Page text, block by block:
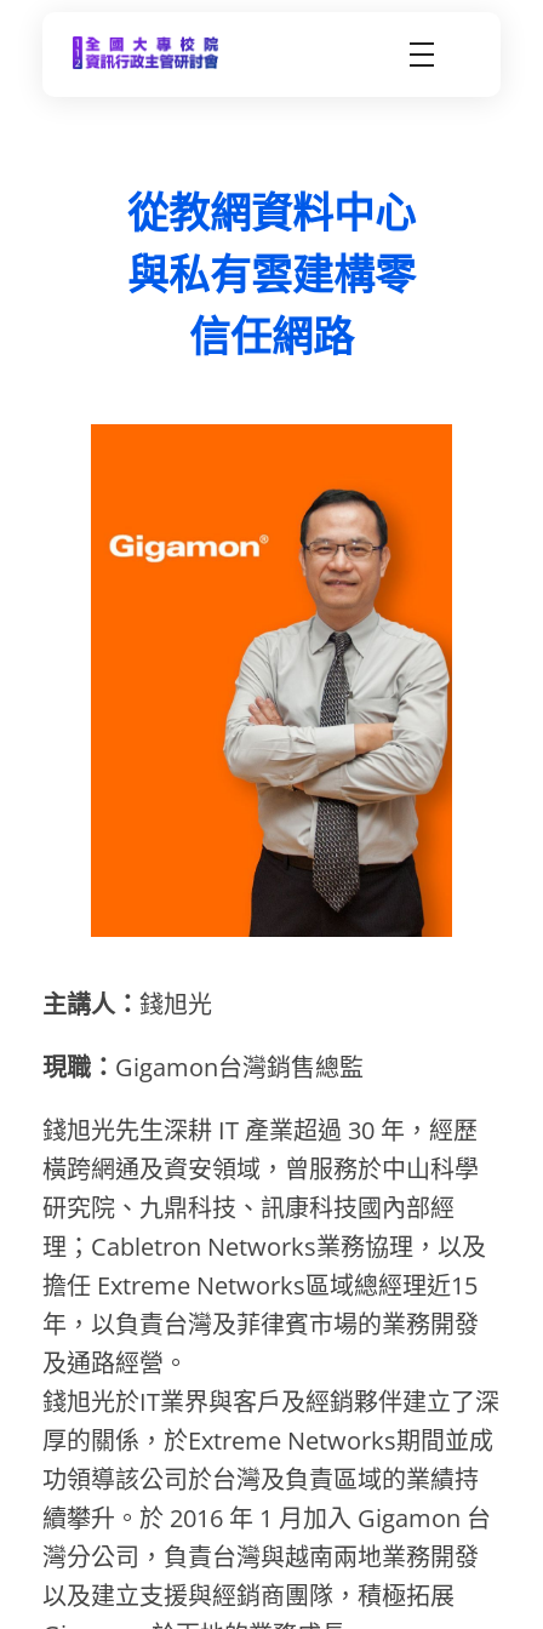
從教網資料中心
與私有雲建構零
信任網路
主講人： 錢旭光
現職： Gigamon台灣銷售總監
錢旭光先生深耕 IT 產業超過 30 年，經歷
橫跨網通及資安領域，曾服務於中山科學
研究院、九鼎科技、訊康科技國內部經
理；Cabletron Networks業務協理，以及
擔任 Extreme Networks區域總經理近15
年，以負責台灣及菲律賓市場的業務開發
及通路經營。
錢旭光於IT業界與客戶及經銷夥伴建立了深
厚的關係，於Extreme Networks期間並成
功領導該公司於台灣及負責區域的業績持
續攀升。於 2016 年 1 月加入 Gigamon 台
灣分公司，負責台灣與越南兩地業務開發
以及建立支援與經銷商團隊，積極拓展